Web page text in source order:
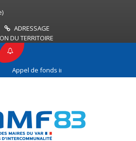
ADRESSAGE
DU TERRITOIRE
Appel de fonds incendies de forêt